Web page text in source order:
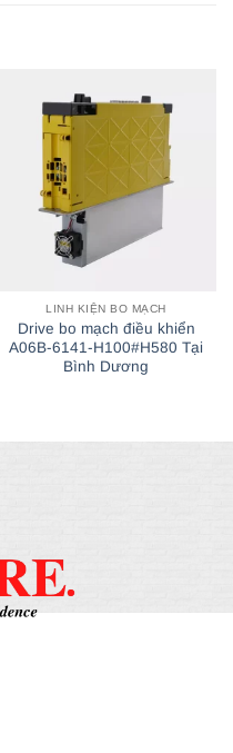
LINH KIỆN BO MẠCH
Drive bo mạch điều khiển
A06B-6141-H100#H580 Tại
Bình Dương